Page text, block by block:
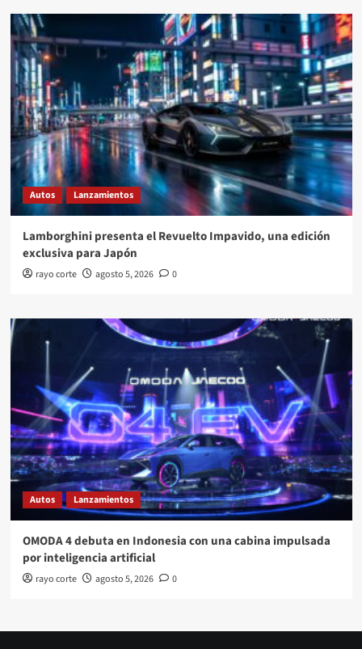
Autos Lanzamientos
Lamborghini presenta el Revuelto Impavido, una edición
exclusiva para Japón
rayo corte agosto 5, 2026 0
Autos Lanzamientos
OMODA 4 debuta en Indonesia con una cabina impulsada
por inteligencia artificial
rayo corte agosto 5, 2026 0